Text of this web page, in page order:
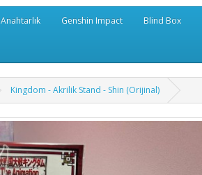
Anahtarlık Genshin Impact Blind Box
Kingdom - Akrilik Stand - Shin (Orijinal)